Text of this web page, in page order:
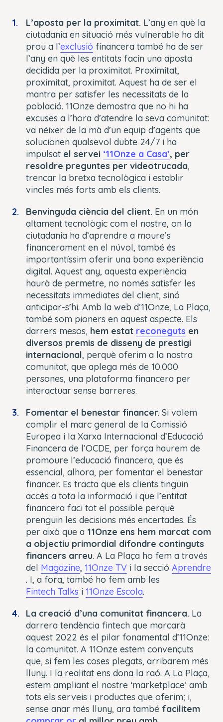
L’aposta per la proximitat. L’any en què la
ciutadania en situació més vulnerable ha dit
prou a l’exclusió financera també ha de ser
l’any en què les entitats facin una aposta
decidida per la proximitat. Proximitat,
proximitat, proximitat. Aquest ha de ser el
mantra per satisfer les necessitats de la
població. 11Onze demostra que no hi ha
excuses a l’hora d’atendre la seva comunitat:
va néixer de la mà d’un equip d’agents que
solucionen qualsevol dubte 24/7 i ha
impulsat el servei ‘11Onze a Casa’, per
resoldre preguntes per videotrucada,
trencar la bretxa tecnològica i establir
vincles més forts amb els clients.
Benvinguda ciència del client. En un món
altament tecnològic com el nostre, on la
ciutadania ha d’aprendre a moure’s
financerament en el núvol, també és
importantíssim oferir una bona experiència
digital. Aquest any, aquesta experiència
haurà de permetre, no només satisfer les
necessitats immediates del client, sinó
anticipar-s’hi. Amb la web d’11Onze, La Plaça,
també som pioners en aquest aspecte. Els
darrers mesos, hem estat reconeguts en
diversos premis de disseny de prestigi
internacional, perquè oferim a la nostra
comunitat, que aplega més de 10.000
persones, una plataforma financera per
interactuar sense barreres.
Fomentar el benestar financer. Si volem
complir el marc general de la Comissió
Europea i la Xarxa Internacional d’Educació
Financera de l’OCDE, per força haurem de
promoure l’educació financera, que és
essencial, alhora, per fomentar el benestar
financer. Es tracta que els clients tinguin
accés a tota la informació i que l’entitat
financera faci tot el possible perquè
prenguin les decisions més encertades. És
per això que a 11Onze ens hem marcat com
a objectiu primordial difondre continguts
financers arreu. A La Plaça ho fem a través
del Magazine, 11Onze TV i la secció Aprendre
. I, a fora, també ho fem amb les
Fintech Talks i 11Onze Escola.
La creació d’una comunitat financera. La
darrera tendència fintech que marcarà
aquest 2022 és el pilar fonamental d’11Onze:
la comunitat. A 11Onze estem convençuts
que, si fem les coses plegats, arribarem més
lluny. I la realitat ens dona la raó. A La Plaça,
estem ampliant el nostre ‘marketplace’ amb
tots els serveis i productes que oferim; i,
sense anar més lluny, ara també facilitem